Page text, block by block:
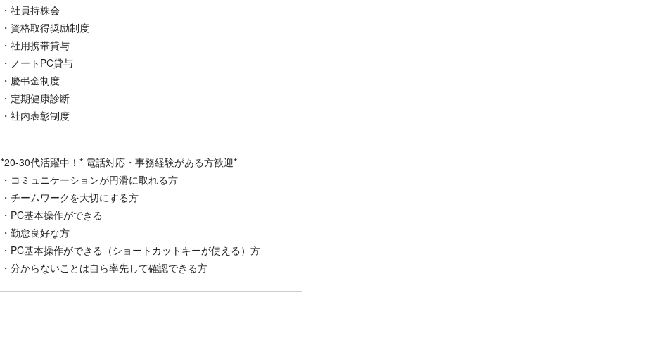
・社員持株会
・資格取得奨励制度
・社用携帯貸与
・ノートPC貸与
・慶弔金制度
・定期健康診断
・社内表彰制度
*20-30代活躍中！* 電話対応・事務経験がある方歓迎*
・コミュニケーションが円滑に取れる方
・チームワークを大切にする方
・PC基本操作ができる
・勤怠良好な方
・PC基本操作ができる（ショートカットキーが使える）方
・分からないことは自ら率先して確認できる方